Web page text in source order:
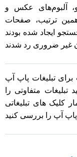
آلبوم‌های عکس و
ترتیب، صفحات
ایجاد شده بودند
تبلیغات پاپ آپ
متفاوتی را
کلیک های تبلیغاتی